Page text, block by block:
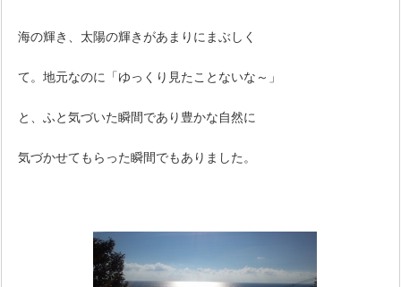
海の輝き、太陽の輝きがあまりにまぶしく
て。地元なのに「ゆっくり見たことないな～」
と、ふと気づいた瞬間であり豊かな自然に
気づかせてもらった瞬間でもありました。